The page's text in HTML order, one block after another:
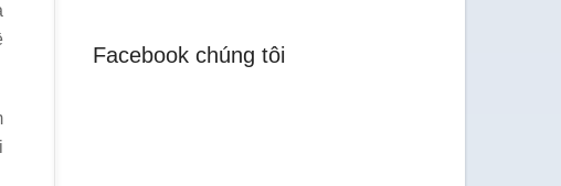
Facebook chúng tôi